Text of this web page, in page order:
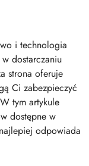
i technologia
dostarczaniu
strona oferuje
Ci zabezpieczyć
tym artykule
dostępne w
odpowiada